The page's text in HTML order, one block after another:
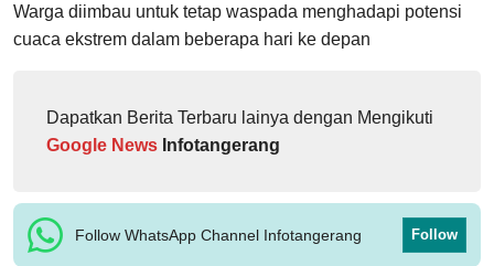
Warga diimbau untuk tetap waspada menghadapi potensi
cuaca ekstrem dalam beberapa hari ke depan
Dapatkan Berita Terbaru lainya dengan Mengikuti
Google News Infotangerang
Follow WhatsApp Channel Infotangerang Follow